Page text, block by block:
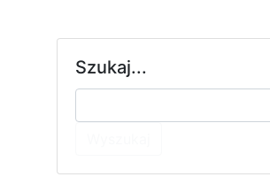
Szukaj...